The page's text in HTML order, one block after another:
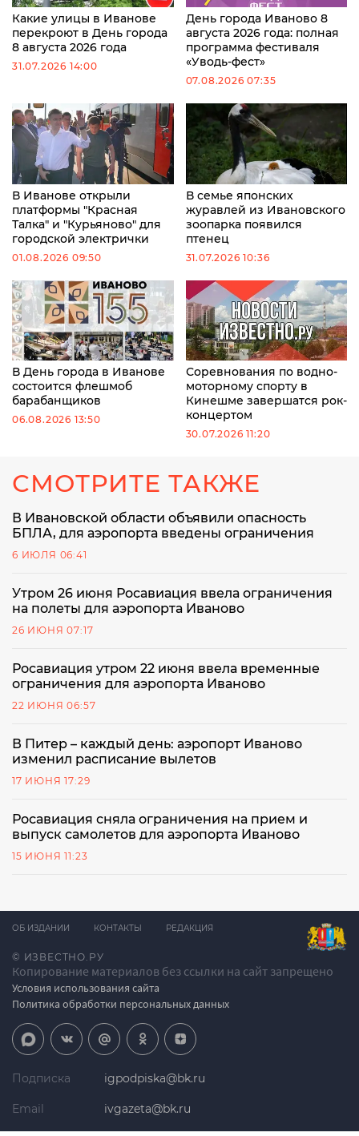
Какие улицы в Иванове
перекроют в День города
8 августа 2026 года
31.07.2026 14:00
День города Иваново 8
августа 2026 года: полная
программа фестиваля
«Уводь-фест»
07.08.2026 07:35
В Иванове открыли
платформы "Красная
Талка" и "Курьяново" для
городской электрички
01.08.2026 09:50
В семье японских
журавлей из Ивановского
зоопарка появился
птенец
31.07.2026 10:36
В День города в Иванове
состоится флешмоб
барабанщиков
06.08.2026 13:50
Соревнования по водно-
моторному спорту в
Кинешме завершатся рок-
концертом
30.07.2026 11:20
СМОТРИТЕ ТАКЖЕ
В Ивановской области объявили опасность
БПЛА, для аэропорта введены ограничения
6 ИЮЛЯ 06:41
Утром 26 июня Росавиация ввела ограничения
на полеты для аэропорта Иваново
26 ИЮНЯ 07:17
Росавиация утром 22 июня ввела временные
ограничения для аэропорта Иваново
22 ИЮНЯ 06:57
В Питер – каждый день: аэропорт Иваново
изменил расписание вылетов
17 ИЮНЯ 17:29
Росавиация сняла ограничения на прием и
выпуск самолетов для аэропорта Иваново
15 ИЮНЯ 11:23
© ИЗВЕСТНО.РУ
Копирование материалов без ссылки на сайт запрещено
Условия использования сайта
Политика обработки персональных данных
ОБ ИЗДАНИИ КОНТАКТЫ РЕДАКЦИЯ
Подписка igpodpiska@bk.ru
Email ivgazeta@bk.ru